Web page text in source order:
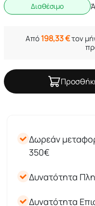
Διαθέσιμο
Από198,33€τον
Δωρεάν
350€
Δυνατότητα
Δυνατότητα